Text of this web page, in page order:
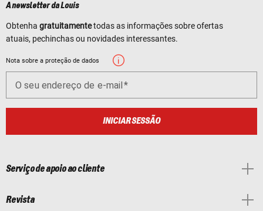
A newsletter da Louis
Obtenha gratuitamentetodas as informações sobre ofertas
atuais, pechinchas ou novidades interessantes.
Nota sobre a proteção de dados
O seu endereço de e-mail
INICIAR SESSÃO
Serviço de apoio ao cliente
Revista